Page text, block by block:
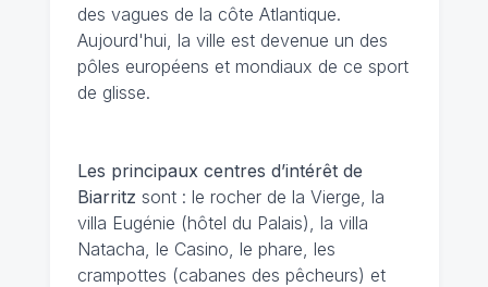
des vagues de la côte Atlantique.
Aujourd'hui, la ville est devenue un des
pôles européens et mondiaux de ce sport
de glisse.
Les principaux centres d’intérêt de
Biarritz sont : le rocher de la Vierge, la
villa Eugénie (hôtel du Palais), la villa
Natacha, le Casino, le phare, les
crampottes (cabanes des pêcheurs) et